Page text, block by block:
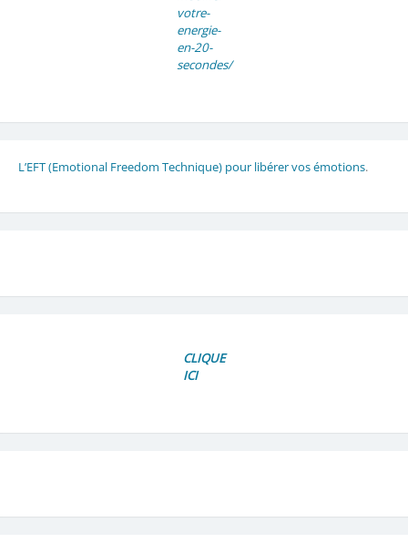
votre-
energie-
en-20-
secondes/
L’EFT (Emotional Freedom Technique) pour libérer vos émotions.
CLIQUE
ICI